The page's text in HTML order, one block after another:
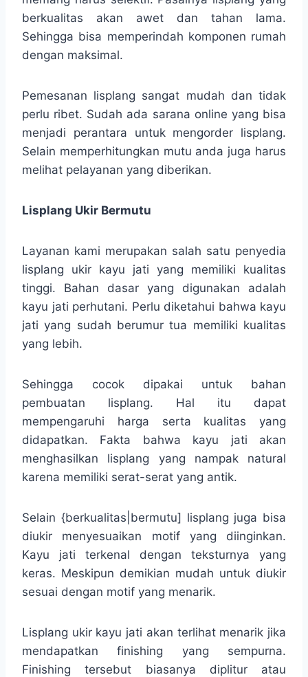
berkualitas akan awet dan tahan lama.
Sehingga bisa memperindah komponen rumah
dengan maksimal.
Pemesanan lisplang sangat mudah dan tidak
perlu ribet. Sudah ada sarana online yang bisa
menjadi perantara untuk mengorder lisplang.
Selain memperhitungkan mutu anda juga harus
melihat pelayanan yang diberikan.
Lisplang Ukir Bermutu
Layanan kami merupakan salah satu penyedia
lisplang ukir kayu jati yang memiliki kualitas
tinggi. Bahan dasar yang digunakan adalah
kayu jati perhutani. Perlu diketahui bahwa kayu
jati yang sudah berumur tua memiliki kualitas
yang lebih.
Sehingga cocok dipakai untuk bahan
pembuatan lisplang. Hal itu dapat
mempengaruhi harga serta kualitas yang
didapatkan. Fakta bahwa kayu jati akan
menghasilkan lisplang yang nampak natural
karena memiliki serat-serat yang antik.
Selain {berkualitas|bermutu] lisplang juga bisa
diukir menyesuaikan motif yang diinginkan.
Kayu jati terkenal dengan teksturnya yang
keras. Meskipun demikian mudah untuk diukir
sesuai dengan motif yang menarik.
Lisplang ukir kayu jati akan terlihat menarik jika
mendapatkan finishing yang sempurna.
Finishing tersebut biasanya diplitur atau